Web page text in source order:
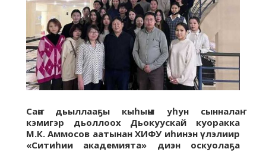
Cаҥа дьыллааҕы кыһыҥҥы уһун сынналаҥ
кэмигэр дьоллоох Дьокуускай куоракка
М.К. Аммосов аатынан ХИФУ иһинэн үлэлиир
«Ситиһии академията» диэн оскуолаҕа